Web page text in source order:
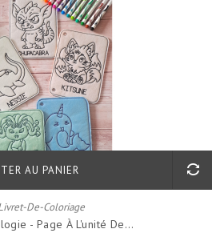
De-Coloriage
- Page À L'unité De...
AU PANIER